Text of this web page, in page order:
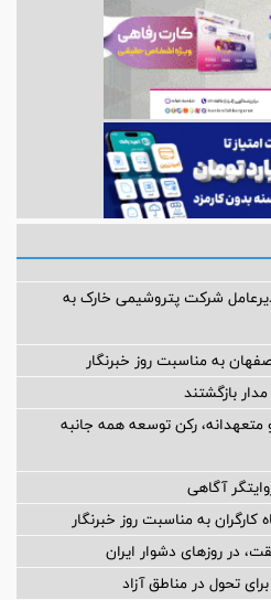
شرکت پتروشیمی خارک به
به مناسبت روز خبرنگار
بازگشتند
رکن توسعه همه جانبه
آگاهی
کارگران به مناسبت روز خبرنگار
در روزهای دشوار ایران